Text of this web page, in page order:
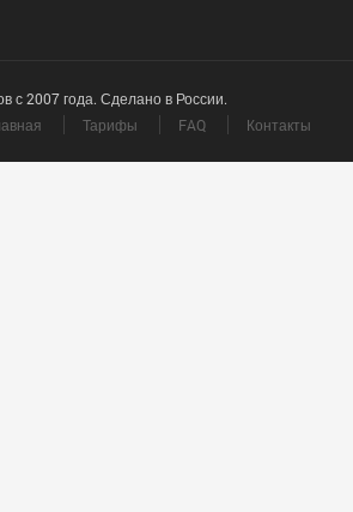
с 2007 года. Сделано в России.
Тарифы FAQ Контакты